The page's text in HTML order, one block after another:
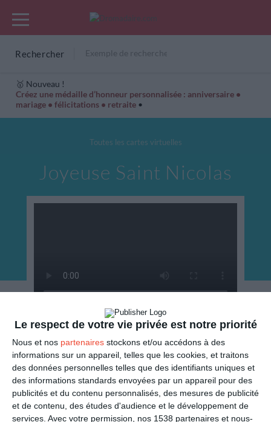
Le respect de votre vie privée est notre priorité
Nous et nos partenaires stockons et/ou accédons à des
informations sur un appareil, telles que les cookies, et traitons
des données personnelles telles que des identifiants uniques et
des informations standards envoyées par un appareil pour des
publicités et du contenu personnalisés, des mesures de publicité
et de contenu, des études d'audience et le développement de
services. Avec votre permission, nos 1538 partenaires et nous-
Rechercher
🥇 Nouveau !
Créez une médaille d’honneur personnalisée : anniversaire •
mariage • félicitations • retraite •
Cartes Hiver Cadeaux années de naissance
Toutes les cartes virtuelles
Joyeuse Saint Nicolas
ENVOYER
Mail(GRATUIT)
SMS(1,80€, en France)